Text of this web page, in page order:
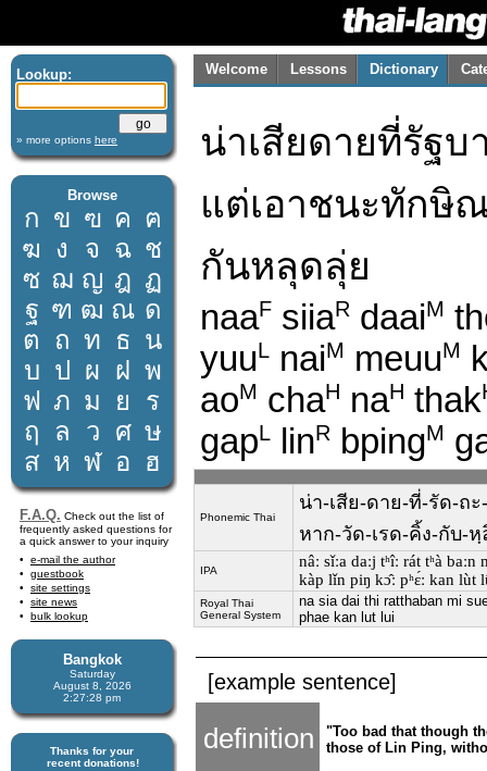
Lookup:
» more options here
Browse
ก ข ฃ ค ฅ
ฆ ง จ ฉ ช
ซ ฌ ญ ฎ ฏ
ฐ ฑ ฒ ณ ด
ต ถ ท ธ น
บ ป ผ ฝ พ
ฟ ภ ม ย
ร
ฤ
ล ว ศ ษ
ส ห ฬ อ ฮ
F.A.Q. Check out the list of
frequently asked questions for
a quick answer to your inquiry
e-mail the author
guestbook
site settings
site news
bulk lookup
Bangkok
Saturday
August 8, 2026
2:27:29 pm
Thanks for your
recent donations!
Welcome Lessons Dictionary
น่าเสียดายที่รัฐ
แต่เอาชนะทักษิ
กันหลุดลุ่ย
naaF siiaR daaiM
yuuL naiM meuuM
aoM chaH naH thak
gapL linR bpingM
Phonemic Thai
น่า-เสีย-ดาย-ที่-รัด-ถ
หาก-วัด-เรด-คิ้ง-กับ-
IPA
nâː sǐːa daːj tʰîː rát tʰà
kàp lǐn piŋ kɔ̂ː pʰɛ́ː kan lùt
Royal Thai
General System
na sia dai thi ratthaban mi
phae kan lut lui
[example sentence]
definition
"Too bad that though
those of Lin Ping,